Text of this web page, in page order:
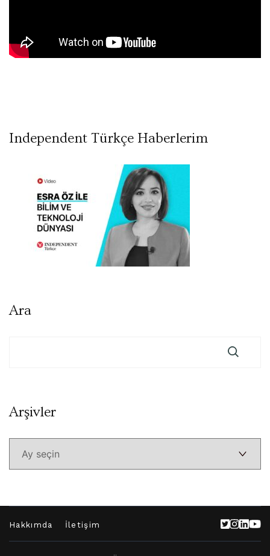
Independent Türkçe Haberlerim
Ara
ArşivlerArşivler
Hakkımda İletişim